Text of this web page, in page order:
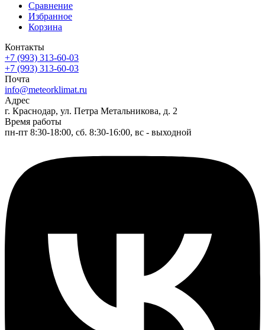
Сравнение
Избранное
Корзина
Контакты
+7 (993) 313-60-03
+7 (993) 313-60-03
Почта
info@meteorklimat.ru
Адрес
г. Краснодар, ул. Петра Метальникова, д. 2
Время работы
пн-пт 8:30-18:00, сб. 8:30-16:00, вс - выходной